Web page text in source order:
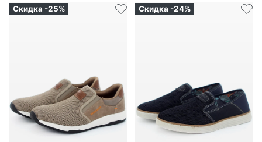
Скидка -25% Скидка -24%